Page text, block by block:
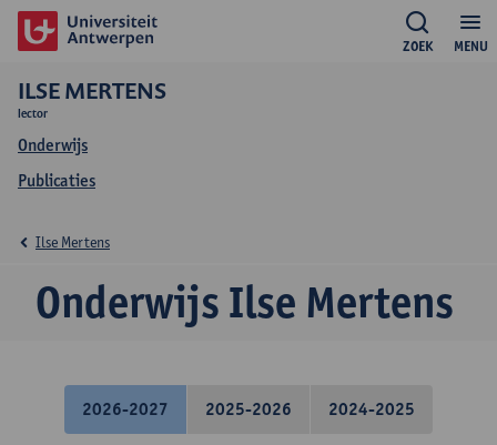
MENU
ZOEK
ILSE MERTENS
lector
Onderwijs
Publicaties
Onderwijs Ilse Mertens
Ilse Mertens
2026-2027 2025-2026 2024-2025